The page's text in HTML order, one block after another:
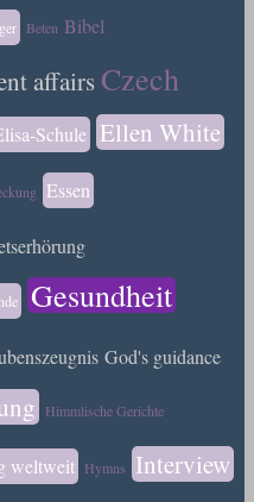
Beten Bibel
affairs Czech
Schule Ellen White
Essen
Gesundheit
God's guidance
Himmlische Gerichte
weltweit Hymns
Interview